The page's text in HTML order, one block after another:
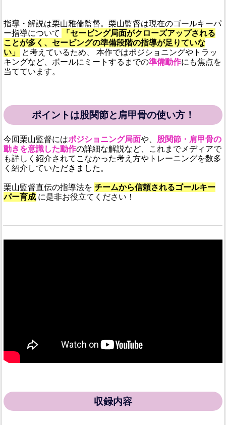
指導・解説は栗山雅倫監督。栗山監督は現在のゴールキーパ
ー指導について
「セービング局面がクローズアップされる
ことが多く、セービングの準備段階の指導が足りていな
い」
と考えているため、 本作ではポジショニングやトラッ
キングなど、ボールにミートするまでの準備動作にも焦点を
当てています。
ポイントは股関節と肩甲骨の使い方！
今回栗山監督にはポジショニング局面や、 股関節・肩甲骨の
動きを意識した動作の詳細な解説など、これまでメディアで
も詳しく紹介されてこなかった考え方やトレーニングを数多
く紹介していただきました。
栗山監督直伝の指導法を チームから信頼されるゴールキー
パー育成 に是非お役立てください！
収録内容